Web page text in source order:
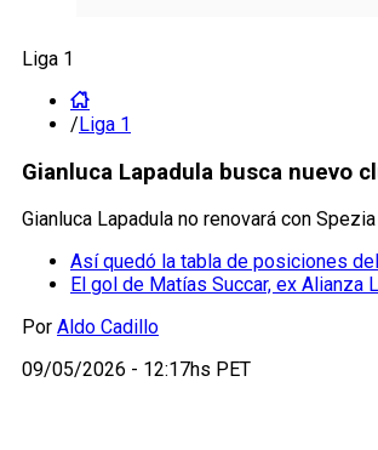
Liga 1
/Liga 1
Gianluca Lapadula busca nuevo
Gianluca Lapadula no renovará con
Así quedó la tabla de posiciones
El gol de Matías Succar, ex Alianza
Por Aldo Cadillo
09/05/2026 - 12:17hs PET